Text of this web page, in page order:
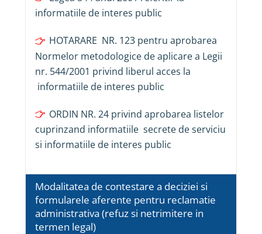
informatiile de interes public
HOTARARE NR. 123 pentru aprobarea
Normelor metodologice de aplicare a Legii
nr. 544/2001 privind liberul acces la
informatiile de interes public
ORDIN NR. 24 privind aprobarea listelor
cuprinzand informatiile secrete de serviciu
si informatiile de interes public
Modalitatea de contestare a deciziei si
formularele aferente pentru reclamatie
administrativa (refuz si netrimitere in
termen legal)